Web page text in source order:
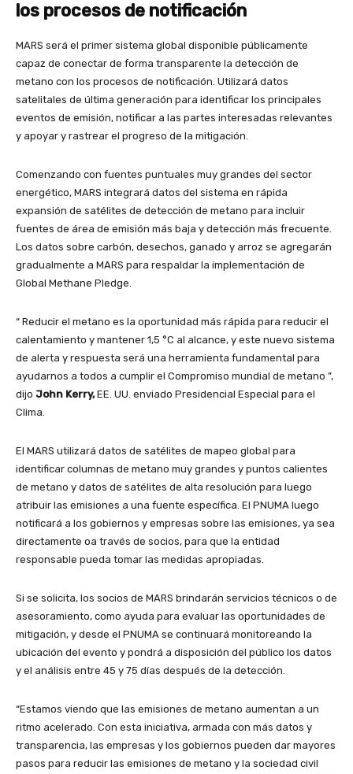
los procesos de notificación
MARS será el primer sistema global disponible públicamente
capaz de conectar de forma transparente la detección de
metano con los procesos de notificación. Utilizará datos
satelitales de última generación para identificar los principales
eventos de emisión, notificar a las partes interesadas relevantes
y apoyar y rastrear el progreso de la mitigación.
Comenzando con fuentes puntuales muy grandes del sector
energético, MARS integrará datos del sistema en rápida
expansión de satélites de detección de metano para incluir
fuentes de área de emisión más baja y detección más frecuente.
Los datos sobre carbón, desechos, ganado y arroz se agregarán
gradualmente a MARS para respaldar la implementación de
Global Methane Pledge.
“ Reducir el metano es la oportunidad más rápida para reducir el
calentamiento y mantener 1,5 °C al alcance, y este nuevo sistema
de alerta y respuesta será una herramienta fundamental para
ayudarnos a todos a cumplir el Compromiso mundial de metano ”,
dijo John Kerry,EE. UU. enviado Presidencial Especial para el
Clima.
El MARS utilizará datos de satélites de mapeo global para
identificar columnas de metano muy grandes y puntos calientes
de metano y datos de satélites de alta resolución para luego
atribuir las emisiones a una fuente específica. El PNUMA luego
notificará a los gobiernos y empresas sobre las emisiones, ya sea
directamente oa través de socios, para que la entidad
responsable pueda tomar las medidas apropiadas.
Si se solicita, los socios de MARS brindarán servicios técnicos o de
asesoramiento, como ayuda para evaluar las oportunidades de
mitigación, y desde el PNUMA se continuará monitoreando la
ubicación del evento y pondrá a disposición del público los datos
y el análisis entre 45 y 75 días después de la detección.
“Estamos viendo que las emisiones de metano aumentan a un
ritmo acelerado. Con esta iniciativa, armada con más datos y
transparencia, las empresas y los gobiernos pueden dar mayores
pasos para reducir las emisiones de metano y la sociedad civil